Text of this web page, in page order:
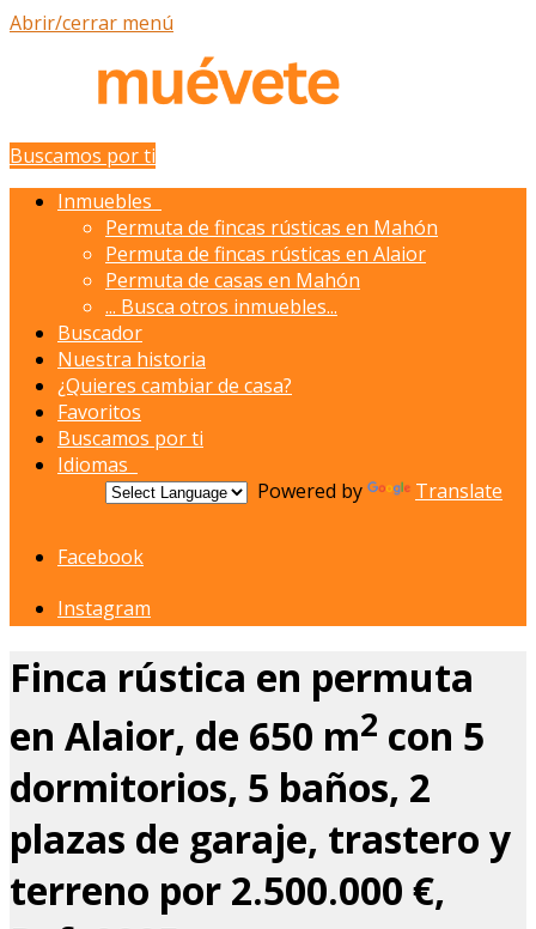
Abrir/cerrar menú
Buscamos por ti
Inmuebles
Permuta de fincas rústicas en Mahón
Permuta de fincas rústicas en Alaior
Permuta de casas en Mahón
... Busca otros inmuebles...
Buscador
Nuestra historia
¿Quieres cambiar de casa?
Favoritos
Buscamos por ti
Idiomas
Powered by
Translate
Facebook
Instagram
Finca rústica en permuta
en Alaior, de 650 m2 con 5
dormitorios, 5 baños, 2
plazas de garaje, trastero y
terreno por 2.500.000 €,